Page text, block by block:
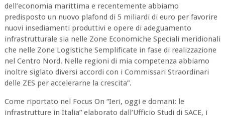
dell’economia marittima e recentemente abbiamo
predisposto un nuovo plafond di 5 miliardi di euro per favorire
nuovi insediamenti produttivi e opere di adeguamento
infrastrutturale sia nelle Zone Economiche Speciali meridionali
che nelle Zone Logistiche Semplificate in fase di realizzazione
nel Centro Nord. Nelle regioni di mia competenza abbiamo
inoltre siglato diversi accordi con i Commissari Straordinari
delle ZES per accelerarne la crescita”.
Come riportato nel Focus On “Ieri, oggi e domani: le
infrastrutture in Italia” elaborato dall’Ufficio Studi di SACE, i